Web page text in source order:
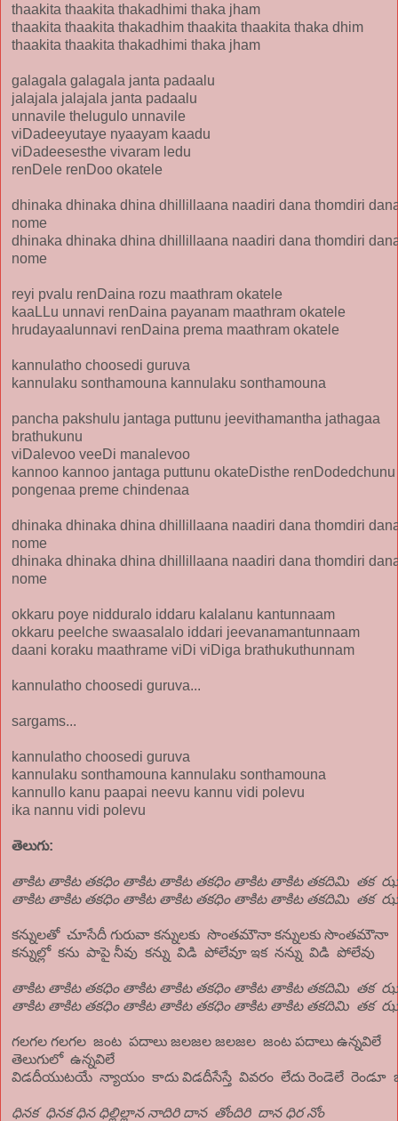
thaakita thaakita thakadhimi thaka jham
thaakita thaakita thakadhim thaakita thaakita thaka dhim
thaakita thaakita thakadhimi thaka jham
galagala galagala janta padaalu
jalajala jalajala janta padaalu
unnavile thelugulo unnavile
viDadeeyutaye nyaayam kaadu
viDadeesesthe vivaram ledu
renDele renDoo okatele
dhinaka dhinaka dhina dhillillaana naadiri dana thomdiri
nome
dhinaka dhinaka dhina dhillillaana naadiri dana thomdiri
nome
reyi pvalu renDaina rozu maathram okatele
kaaLLu unnavi renDaina payanam maathram okatele
hrudayaalunnavi renDaina prema maathram okatele
kannulatho choosedi guruva
kannulaku sonthamouna kannulaku sonthamouna
pancha pakshulu jantaga puttunu jeevithamantha jathagaa
brathukunu
viDalevoo veeDi manalevoo
kannoo kannoo jantaga puttunu okateDisthe renDodedchunu
pongenaa preme chindenaa
dhinaka dhinaka dhina dhillillaana naadiri dana thomdiri
nome
dhinaka dhinaka dhina dhillillaana naadiri dana thomdiri
nome
okkaru poye nidduralo iddaru kalalanu kantunnaam
okkaru peelche swaasalalo iddari jeevanamantunnaam
daani koraku maathrame viDi viDiga brathukuthunnam
kannulatho choosedi guruva...
sargams...
kannulatho choosedi guruva
kannulaku sonthamouna kannulaku sonthamouna
kannullo kanu paapai neevu kannu vidi polevu
ika nannu vidi polevu
తెలుగు:
తాకిట తాకిట తకధిం తాకిట తాకిట తకధిం తాకిట తాకిట తకదిమి తక
తాకిట తాకిట తకధిం తాకిట తాకిట తకధిం తాకిట తాకిట తకదిమి తక
కన్నులతో చూసేదీ గురువా కన్నులకు సొంతమౌనా కన్నులకు సొంతమౌనా
కన్నుల్లో కను పాపై నీవు కన్ను విడి పోలేవూ ఇక నన్ను విడి పోలేవు
తాకిట తాకిట తకధిం తాకిట తాకిట తకధిం తాకిట తాకిట తకదిమి తక
తాకిట తాకిట తకధిం తాకిట తాకిట తకధిం తాకిట తాకిట తకదిమి తక
గలగల గలగల జంట పదాలు జలజల జలజల జంట పదాలు ఉన్నవిలే
తెలుగులో ఉన్నవిలే
విడదీయుటయే న్యాయం కాదు విడదీసేస్తే వివరం లేదు రెండెలే రెండూ
ధినక ధినక ధిన ధిల్లిల్లాన నాదిరి దాన తోందిరి దాన ధిర నోం